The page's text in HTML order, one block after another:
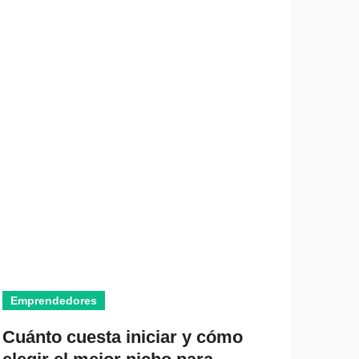
Emprendedores
Cuánto cuesta iniciar y cómo